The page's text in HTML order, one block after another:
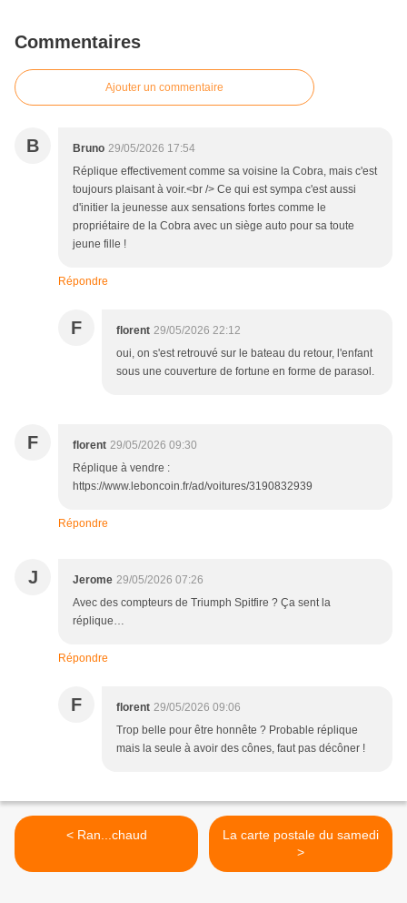
Commentaires
Ajouter un commentaire
B Bruno 29/05/2026 17:54
Réplique effectivement comme sa voisine la Cobra, mais c'est
toujours plaisant à voir.<br /> Ce qui est sympa c'est aussi
d'initier la jeunesse aux sensations fortes comme le
propriétaire de la Cobra avec un siège auto pour sa toute
jeune fille !
Répondre
F florent 29/05/2026 22:12
oui, on s'est retrouvé sur le bateau du retour, l'enfant
sous une couverture de fortune en forme de parasol.
F florent 29/05/2026 09:30
Réplique à vendre :
https://www.leboncoin.fr/ad/voitures/3190832939
Répondre
J Jerome 29/05/2026 07:26
Avec des compteurs de Triumph Spitfire ? Ça sent la
réplique…
Répondre
F florent 29/05/2026 09:06
Trop belle pour être honnête ? Probable réplique
mais la seule à avoir des cônes, faut pas décôner !
< Ran...chaud
La carte postale du samedi
>